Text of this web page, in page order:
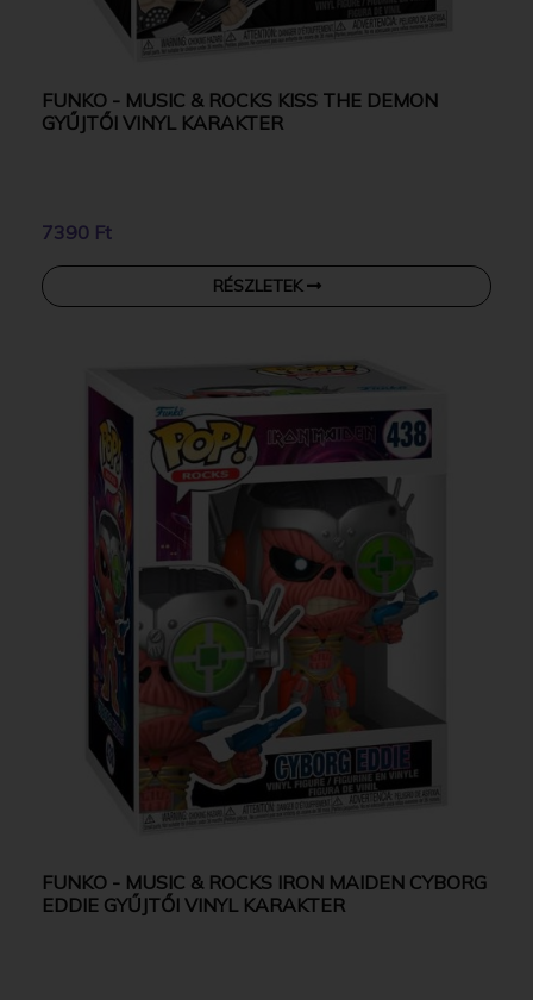
FUNKO - MUSIC & ROCKS KISS THE DEMON
GYŰJTŐI VINYL KARAKTER
7390 Ft
RÉSZLETEK
FUNKO - MUSIC & ROCKS IRON MAIDEN CYBORG
EDDIE GYŰJTŐI VINYL KARAKTER